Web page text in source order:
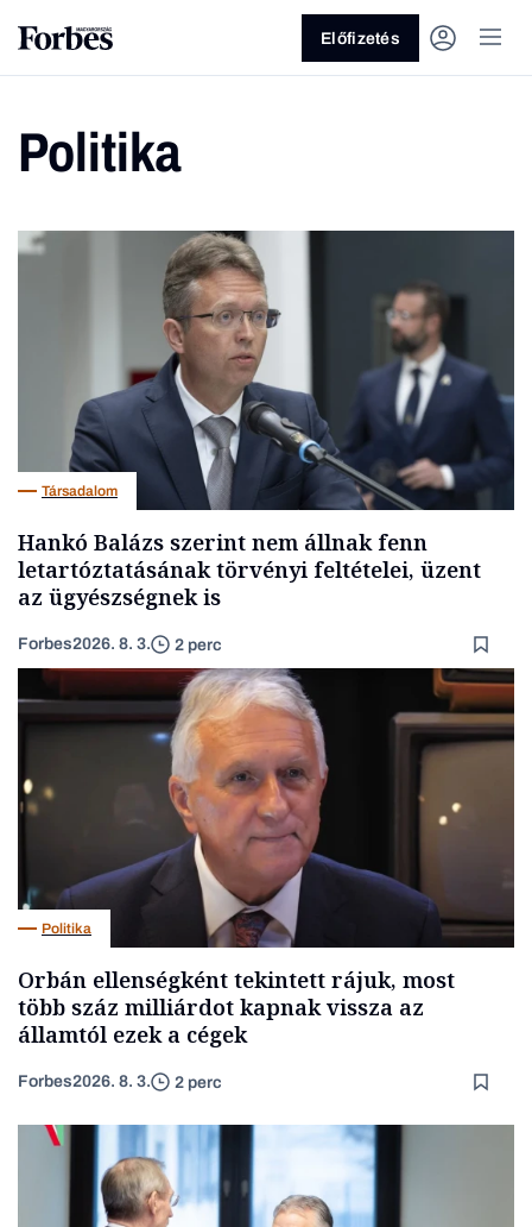
Vagy fedezze fel a következő
témákat
Üzlet Pénz Zöld Legyél jobb!
Előfizetés
Politika
Társadalom
Hankó Balázs szerint nem állnak fenn
letartóztatásának törvényi feltételei, üzent
az ügyészségnek is
Forbes2026. 8. 3. 2 perc
Politika
Orbán ellenségként tekintett rájuk, most
több száz milliárdot kapnak vissza az
államtól ezek a cégek
Forbes2026. 8. 3. 2 perc